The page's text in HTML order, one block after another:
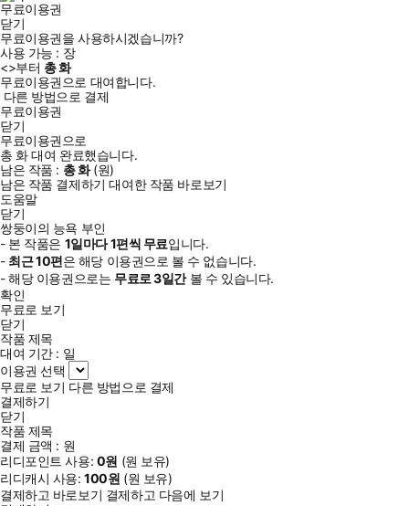
무료이용권
닫기
무료이용권을 사용하시겠습니까?
사용 가능 : 장
<>부터 총화
무료이용권으로 대여합니다.
다른 방법으로 결제
무료이용권
닫기
무료이용권으로
총화대여 완료했습니다.
남은 작품 : 총화(원)
남은 작품 결제하기 대여한 작품 바로보기
도움말
닫기
쌍둥이의 능욕 부인
- 본 작품은 1일마다1편씩 무료입니다.
- 최근10편은 해당 이용권으로 볼 수 없습니다.
- 해당 이용권으로는 무료로3일간볼 수 있습니다.
확인
무료로 보기
닫기
작품 제목
대여 기간 : 일
이용권 선택
무료로 보기 다른 방법으로 결제
결제하기
닫기
작품 제목
결제 금액 : 원
리디포인트 사용: 0원 (원 보유)
리디캐시 사용:100원 (원 보유)
결제하고 바로보기 결제하고 다음에 보기